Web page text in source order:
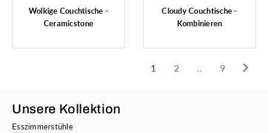
Wolkige Couchtische -
Ceramicstone
Cloudy Couchtische -
Kombinieren
1 2 .. 9
Unsere Kollektion
Esszimmerstühle